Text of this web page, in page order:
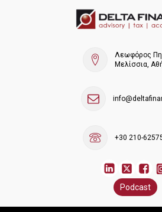
Λεωφόρος
Μελίσσια,
+30 210-
Podcast